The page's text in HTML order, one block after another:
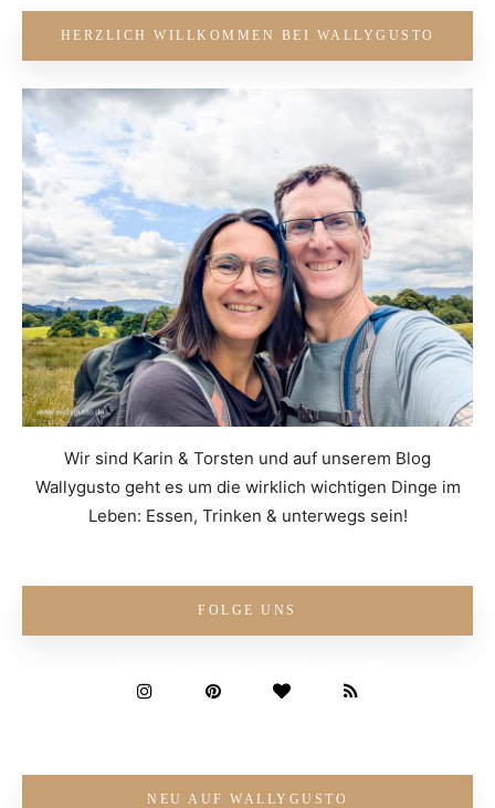
HERZLICH WILLKOMMEN BEI WALLYGUSTO
Wir sind Karin & Torsten und auf unserem Blog
Wallygusto geht es um die wirklich wichtigen Dinge im
Leben: Essen, Trinken & unterwegs sein!
FOLGE UNS
NEU AUF WALLYGUSTO